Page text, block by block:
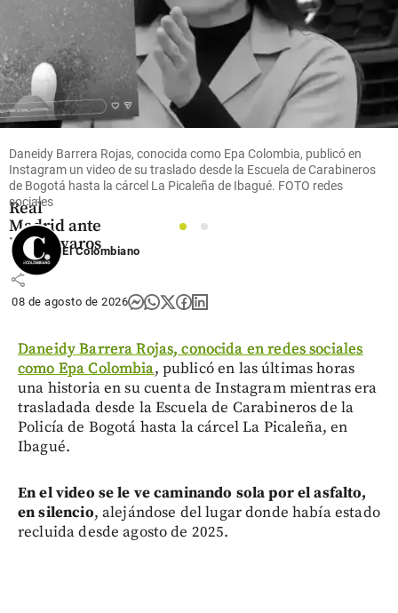
Fútbol
Video |
Vinícius
volvió y
Silva
debutó: vea
los goles del
Real
Madrid ante
Ferencvaros
share
Daneidy Barrera Rojas, conocida como Epa Colombia, publicó en
Instagram un video de su traslado desde la Escuela de Carabineros
de Bogotá hasta la cárcel La Picaleña de Ibagué. FOTO redes
sociales
1
2
El Colombiano
08 de agosto de 2026
Daneidy Barrera Rojas, conocida en redes sociales
como Epa Colombia, publicó en las últimas horas
una historia en su cuenta de Instagram mientras era
trasladada desde la Escuela de Carabineros de la
Policía de Bogotá hasta la cárcel La Picaleña, en
Ibagué.
En el video se le ve caminando sola por el asfalto,
en silencio, alejándose del lugar donde había estado
recluida desde agosto de 2025.